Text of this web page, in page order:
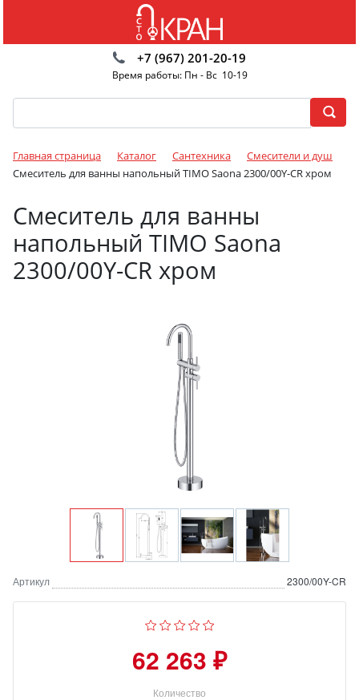
+7 (967) 201-20-19
Время работы: Пн - Вс 10-19
Главная страница Каталог Сантехника
Смесители и душ
Смеситель для ванны напольный TIMO Saona 2300/00Y-CR хром
Смеситель для ванны
напольный TIMO Saona
2300/00Y-CR хром
Артикул 2300/00Y-CR
62 263 ₽
Количество